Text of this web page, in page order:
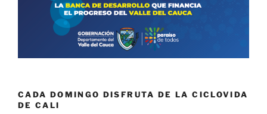
CADA DOMINGO DISFRUTA DE LA CICLOVIDA
DE CALI